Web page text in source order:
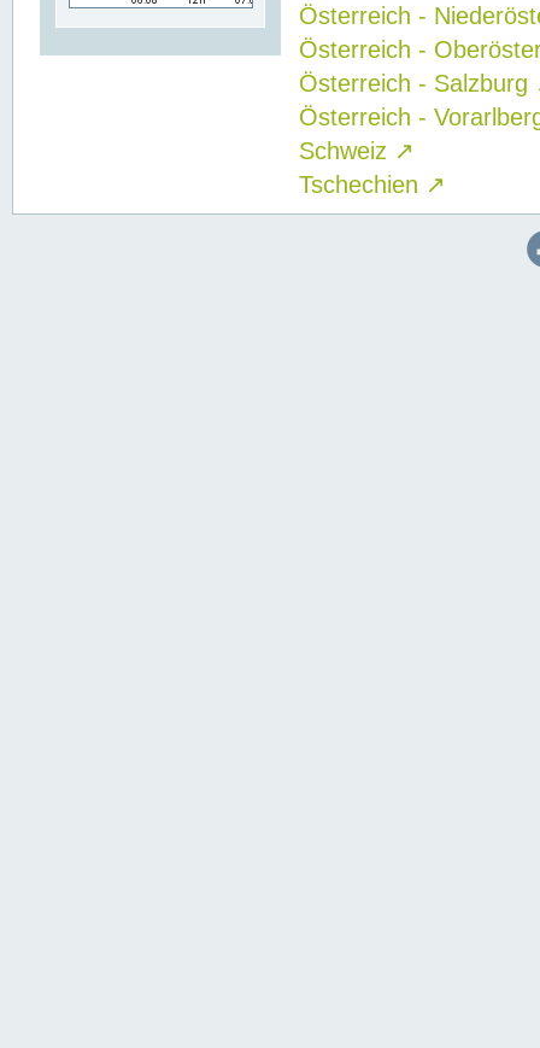
Österreich -
Österreich -
Österreich - Salzburg
Österreich -
Schweiz ↗
Tschechien ↗